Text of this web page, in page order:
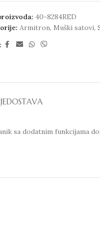
40-8284RED
Armitron, Muški satovi,
DOSTAVA
sa dodatnim funkcijama